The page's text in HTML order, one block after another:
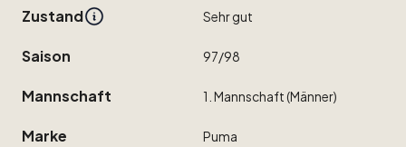
Zustand Sehrgut
Saison 97​/​98
Mannschaft 1. Mannschaft(Männer)
Marke Puma